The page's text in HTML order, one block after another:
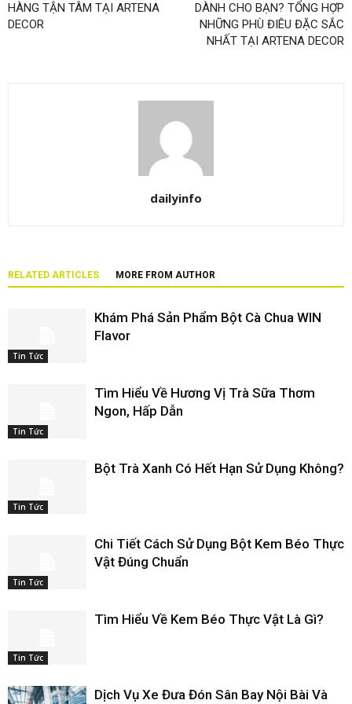
HÀNG TẬN TÂM TẠI ARTENA
DECOR
DÀNH CHO BẠN? TỔNG HỢP
NHỮNG PHÙ ĐIÊU ĐẶC SẮC
NHẤT TẠI ARTENA DECOR
dailyinfo
RELATED ARTICLES MORE FROM AUTHOR
Tin Tức
Khám Phá Sản Phẩm Bột Cà Chua WIN
Flavor
Tin Tức
Tìm Hiểu Về Hương Vị Trà Sữa Thơm
Ngon, Hấp Dẫn
Tin Tức
Bột Trà Xanh Có Hết Hạn Sử Dụng Không?
Tin Tức
Chi Tiết Cách Sử Dụng Bột Kem Béo Thực
Vật Đúng Chuẩn
Tin Tức
Tìm Hiểu Về Kem Béo Thực Vật Là Gì?
Dịch Vụ Xe Đưa Đón Sân Bay Nội Bài Và